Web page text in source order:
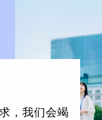
， 我们会竭